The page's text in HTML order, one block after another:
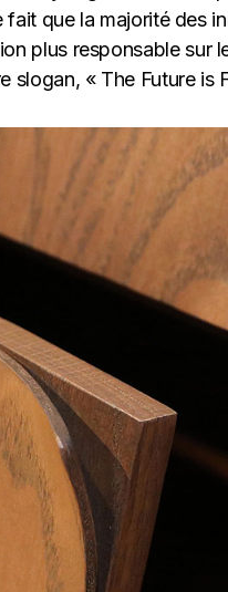
fait que la majorité des
plus responsable sur
slogan, « The Future is